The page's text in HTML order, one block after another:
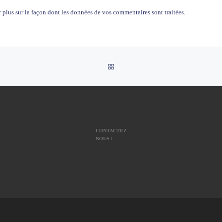
plus sur la façon dont les données de vos commentaires sont traitées.
CONTACTEZ
NOUS !